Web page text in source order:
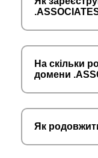
На скільки
домени
Як